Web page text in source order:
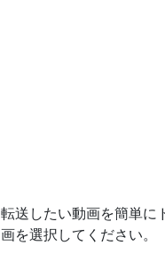
転送したい動画を簡単に
画を選択してください。